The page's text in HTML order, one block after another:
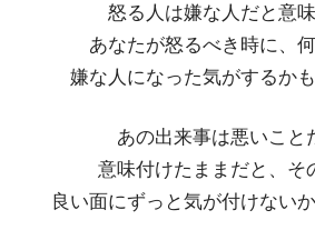
怒る人は嫌な人だと意
あなたが怒るべき時に、
嫌な人になった気がするかも
あの出来事は悪いこと
意味付けたままだと、そ
良い面にずっと気が付けない